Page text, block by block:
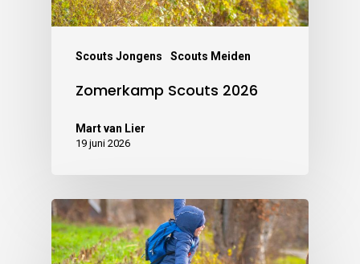
Scouts Jongens Scouts Meiden
Zomerkamp Scouts 2026
Mart van Lier
19 juni 2026